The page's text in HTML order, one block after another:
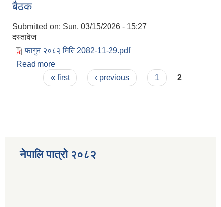
बैठक
Submitted on: Sun, 03/15/2026 - 15:27
दस्तावेज:
फागुन २०८२ मिति 2082-11-29.pdf
Read more
बैठक
Pages« first ‹ previous 1 2
नेपालि पात्रो २०८२